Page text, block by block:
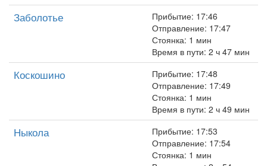
Заболотье
Прибытие: 17:46
Отправление: 17:47
Стоянка: 1 мин
Время в пути: 2 ч 47 мин
Коскошино
Прибытие: 17:48
Отправление: 17:49
Стоянка: 1 мин
Время в пути: 2 ч 49 мин
Ныкола
Прибытие: 17:53
Отправление: 17:54
Стоянка: 1 мин